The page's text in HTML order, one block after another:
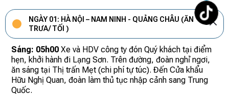
NGÀY 01: HÀ NỘI – NAM NINH - QUẢNG CHÂU (ĂN
TRƯA/ TỐI )
Sáng: 05h00 Xe và HDV công ty đón Quý khách tại điểm
hẹn, khởi hành đi Lạng Sơn. Trên đường, đoàn nghỉ ngơi,
ăn sáng tại Thị trấn Mẹt (chi phí tự túc). Đến Cửa khẩu
Hữu Nghị Quan, đoàn làm thủ tục nhập cảnh sang Trung
Quốc.